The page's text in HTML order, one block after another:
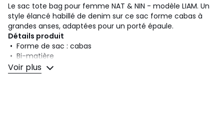
Le sac tote bag pour femme NAT & NIN - modèle LIAM. Un
style élancé habillé de denim sur ce sac forme cabas à
grandes anses, adaptées pour un porté épaule.
Détails produit
• Forme de sac : cabas
• Bi-matière
• Porté épaule
• Anses
Voir plus